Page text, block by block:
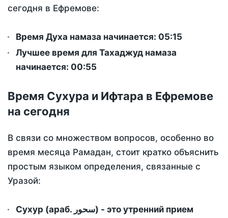
сегодня в Ефремове:
Время Духа намаза начинается: 05:15
Лучшее время для Тахаджуд намаза
начинается: 00:55
Время Сухура и Ифтара в Ефремове
на сегодня
В связи со множеством вопросов, особенно во
время месяца Рамадан, стоит кратко объяснить
простым языком определения, связанные с
Уразой:
Сухур (араб. سحور) - это утренний прием